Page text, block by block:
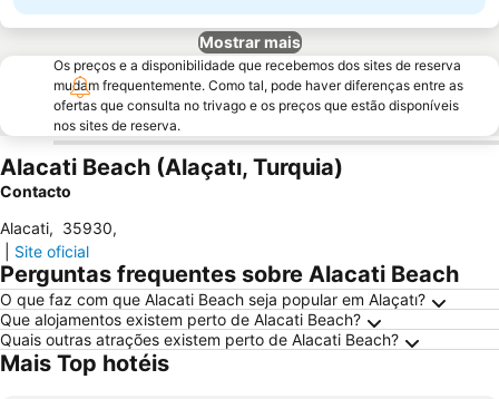
Mostrar mais
Os preços e a disponibilidade que recebemos dos sites de reserva
mudam frequentemente. Como tal, pode haver diferenças entre as
ofertas que consulta no trivago e os preços que estão disponíveis
nos sites de reserva.
Alacati Beach (Alaçatı, Turquia)
Contacto
Alacati, 35930,
Site oficial
Perguntas frequentes sobre Alacati Beach
O que faz com que Alacati Beach seja popular em Alaçatı?
Que alojamentos existem perto de Alacati Beach?
Quais outras atrações existem perto de Alacati Beach?
Mais Top hotéis